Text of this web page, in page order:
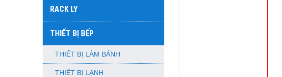
RACK LY
THIẾT BỊ BẾP
THIẾT BỊ LÀM BÁNH
THIẾT BỊ LẠNH